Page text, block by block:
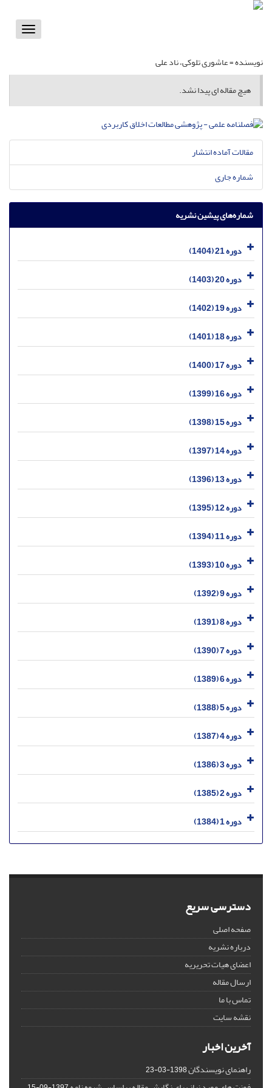
Toggle
نویسنده =عاشوری تلوکی، ناد علی
هیچ مقاله ای پیدا نشد.
مقالات آماده انتشار
شماره جاری
شماره‌های پیشین نشریه
دوره 21 (1404)
دوره 20 (1403)
دوره 19 (1402)
دوره 18 (1401)
دوره 17 (1400)
دوره 16 (1399)
دوره 15 (1398)
دوره 14 (1397)
دوره 13 (1396)
دوره 12 (1395)
دوره 11 (1394)
دوره 10 (1393)
دوره 9 (1392)
دوره 8 (1391)
دوره 7 (1390)
دوره 6 (1389)
دوره 5 (1388)
دوره 4 (1387)
دوره 3 (1386)
دوره 2 (1385)
دوره 1 (1384)
دسترسی سریع
صفحه اصلی
درباره نشریه
اعضای هیات تحریریه
ارسال مقاله
تماس با ما
نقشه سایت
آخرین اخبار
راهنمای نویسندگان1398-03-23